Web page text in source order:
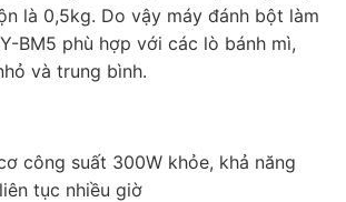
là 0,5kg. Do vậy máy đánh bột làm
BM5 phù hợp với các lò bánh mì,
và trung bình.
công suất 300W khỏe, khả năng
tục nhiều giờ